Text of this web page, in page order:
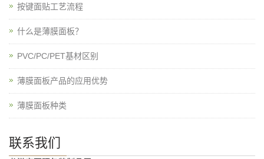
按键面贴工艺流程
什么是薄膜面板？
PVC/PC/PET基材区别
薄膜面板产品的应用优势
薄膜面板种类
联系我们